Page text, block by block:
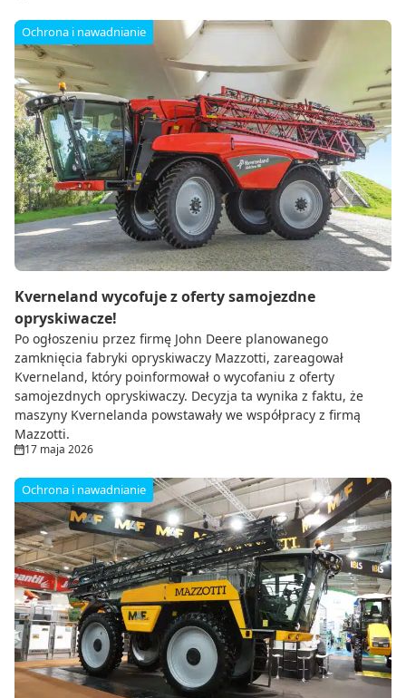
Ochrona i nawadnianie
Kverneland wycofuje z oferty samojezdne
opryskiwacze!
Po ogłoszeniu przez firmę John Deere planowanego
zamknięcia fabryki opryskiwaczy Mazzotti, zareagował
Kverneland, który poinformował o wycofaniu z oferty
samojezdnych opryskiwaczy. Decyzja ta wynika z faktu, że
maszyny Kvernelanda powstawały we współpracy z firmą
Mazzotti.
17 maja 2026
Ochrona i nawadnianie